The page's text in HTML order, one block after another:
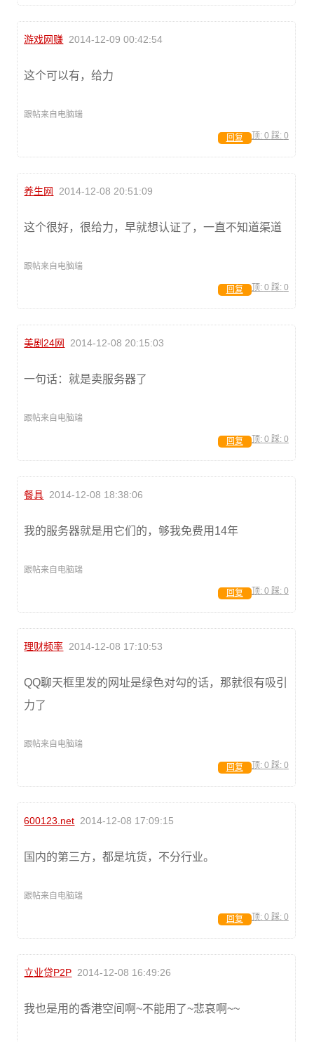
游戏网赚 2014-12-09 00:42:54
这个可以有，给力
跟帖来自电脑端
顶: 0 踩: 0
回复
养生网 2014-12-08 20:51:09
这个很好，很给力，早就想认证了，一直不知道渠道
跟帖来自电脑端
顶: 0 踩: 0
回复
美剧24网 2014-12-08 20:15:03
一句话：就是卖服务器了
跟帖来自电脑端
顶: 0 踩: 0
回复
餐具 2014-12-08 18:38:06
我的服务器就是用它们的，够我免费用14年
跟帖来自电脑端
顶: 0 踩: 0
回复
理财频率 2014-12-08 17:10:53
QQ聊天框里发的网址是绿色对勾的话，那就很有吸引
力了
跟帖来自电脑端
顶: 0 踩: 0
回复
600123.net 2014-12-08 17:09:15
国内的第三方，都是坑货，不分行业。
跟帖来自电脑端
顶: 0 踩: 0
回复
立业贷P2P 2014-12-08 16:49:26
我也是用的香港空间啊~不能用了~悲哀啊~~